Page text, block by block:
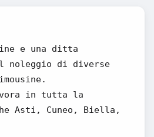
e una ditta
noleggio di diverse
in tutta la
Asti, Cuneo, Biella,